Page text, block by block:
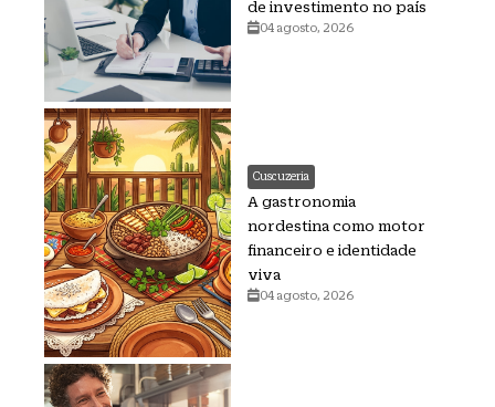
de investimento no país
04 agosto, 2026
Cuscuzeria
A gastronomia
nordestina como motor
financeiro e identidade
viva
04 agosto, 2026